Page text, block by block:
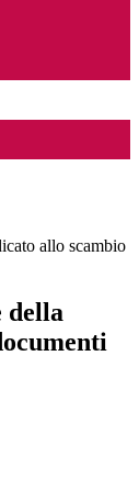
allo scambio
della